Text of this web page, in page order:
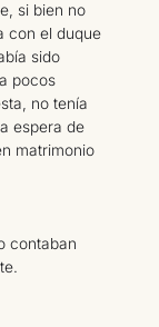
si bien no
con el duque
sido
pocos
no tenía
espera de
matrimonio
contaban